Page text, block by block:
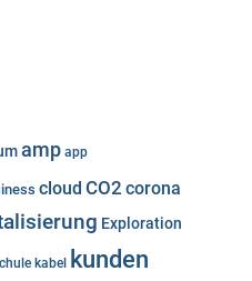
amp app
cloud CO2 corona
Exploration
kabel kunden